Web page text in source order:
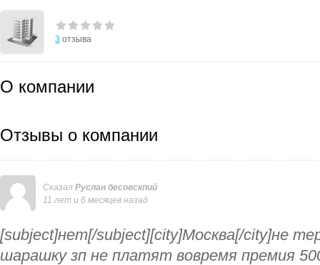
3 отзыва
О компании
Отзывы о компании
Сказал Руслан бесовскпий
11 лет и 6 месяцев назад
[subject]нет[/subject][city]Москва[/city]не
шарашку зп не платят вовремя премия